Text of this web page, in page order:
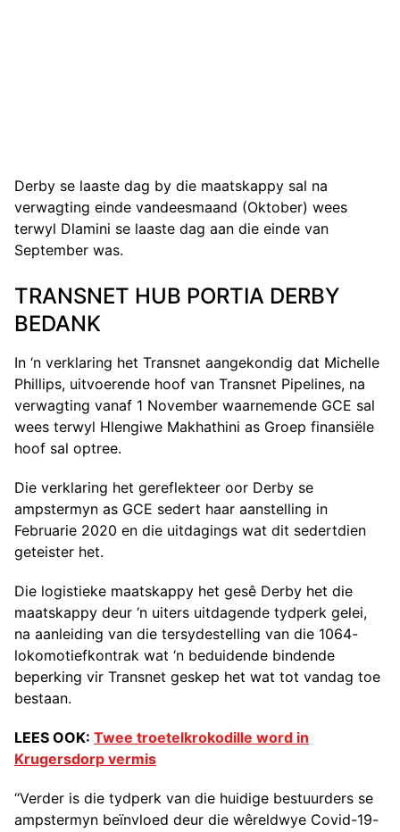
Derby se laaste dag by die maatskappy sal na
verwagting einde vandeesmaand (Oktober) wees
terwyl Dlamini se laaste dag aan die einde van
September was.
TRANSNET HUB PORTIA DERBY
BEDANK
In ‘n verklaring het Transnet aangekondig dat Michelle
Phillips, uitvoerende hoof van Transnet Pipelines, na
verwagting vanaf 1 November waarnemende GCE sal
wees terwyl Hlengiwe Makhathini as Groep finansiële
hoof sal optree.
Die verklaring het gereflekteer oor Derby se
ampstermyn as GCE sedert haar aanstelling in
Februarie 2020 en die uitdagings wat dit sedertdien
geteister het.
Die logistieke maatskappy het gesê Derby het die
maatskappy deur ‘n uiters uitdagende tydperk gelei,
na aanleiding van die tersydestelling van die 1064-
lokomotiefkontrak wat ‘n beduidende bindende
beperking vir Transnet geskep het wat tot vandag toe
bestaan.
LEES OOK: Twee troetelkrokodille word in
Krugersdorp vermis
“Verder is die tydperk van die huidige bestuurders se
ampstermyn beïnvloed deur die wêreldwye Covid-19-